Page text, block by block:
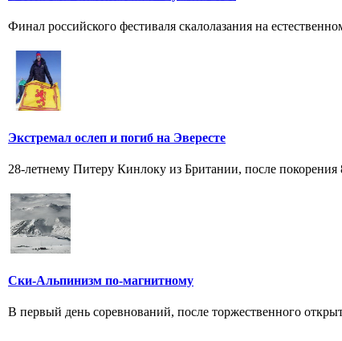
Финал российского фестиваля скалолазания на
Экстремал ослеп и погиб на Эвересте
28-летнему Питеру Кинлоку из Британии, после
Ски-Альпинизм по-магнитному
В первый день соревнований, после торжественного